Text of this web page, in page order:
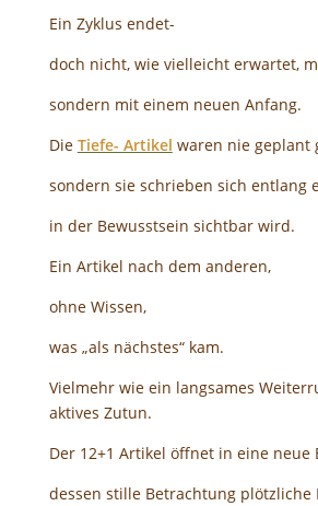
Ein Zyklus endet-
doch nicht, wie vielleicht erwartet,
sondern mit einem neuen Anfang.
Die Tiefe- Artikel waren nie geplant
sondern sie schrieben sich entlang
in der Bewusstsein sichtbar wird.
Ein Artikel nach dem anderen,
ohne Wissen,
was „als nächstes“ kam.
Vielmehr wie ein langsames
aktives Zutun.
Der 12+1 Artikel öffnet in eine neue
dessen stille Betrachtung plötzliche